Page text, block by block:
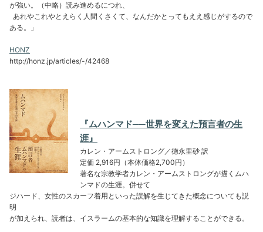
が強い。（中略）読み進めるにつれ、
あれやこれやとえらく人間くさくて、なんだかとってもええ感じがするので
ある。」
HONZ
http://honz.jp/articles/-/42468
『ムハンマド──世界を変えた預言者の生
涯』
カレン・アームストロング／徳永里砂 訳
定価 2,916円（本体価格2,700円）
著名な宗教学者カレン・アームストロングが描くムハ
ンマドの生涯。併せて
ジハード、女性のスカーフ着用といった誤解を生じてきた概念についても説
明
が加えられ、読者は、イスラームの基本的な知識を理解することができる。